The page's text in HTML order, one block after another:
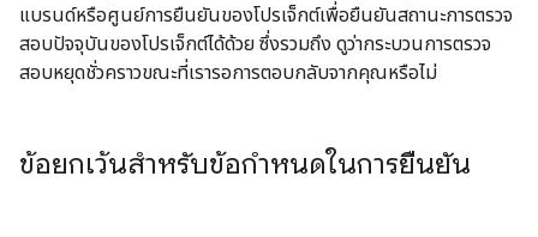
แบรนด์หรือศูนย์การยืนยันของโปรเจ็กต์เพื่อยืนยันสถานะการตรวจ
สอบปัจจุบันของโปรเจ็กต์ได้ด้วย ซึ่งรวมถึง ดูว่ากระบวนการตรวจ
สอบหยุดชั่วคราวขณะที่เรารอการตอบกลับจากคุณหรือไม่
ข้อยกเว้นสำหรับข้อกำหนดในการยืนยัน